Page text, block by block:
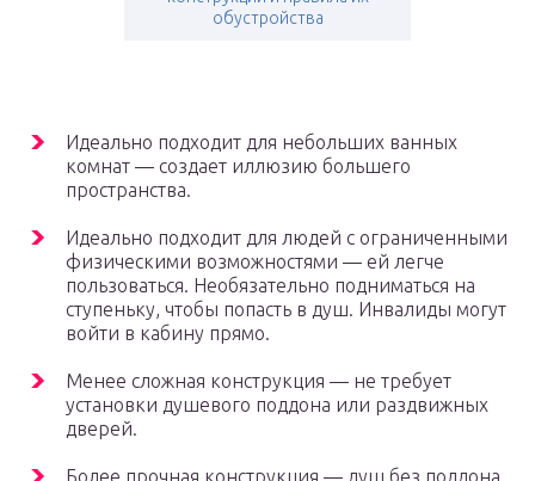
обустройства
Идеально подходит для небольших ванных
комнат — создает иллюзию большего
пространства.
Идеально подходит для людей с ограниченными
физическими возможностями — ей легче
пользоваться. Необязательно подниматься на
ступеньку, чтобы попасть в душ. Инвалиды могут
войти в кабину прямо.
Менее сложная конструкция — не требует
установки душевого поддона или раздвижных
дверей.
Более прочная конструкция — душ без поддона